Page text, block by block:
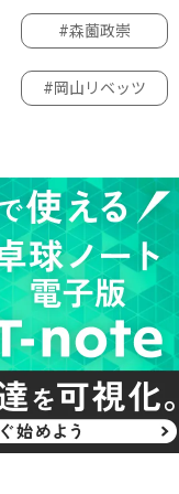
#森薗政崇
#岡山リベッツ